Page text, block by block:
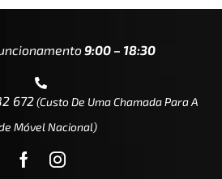
9:00 – 18:30
672(custo De Uma Chamada Para A
Móvel Nacional)